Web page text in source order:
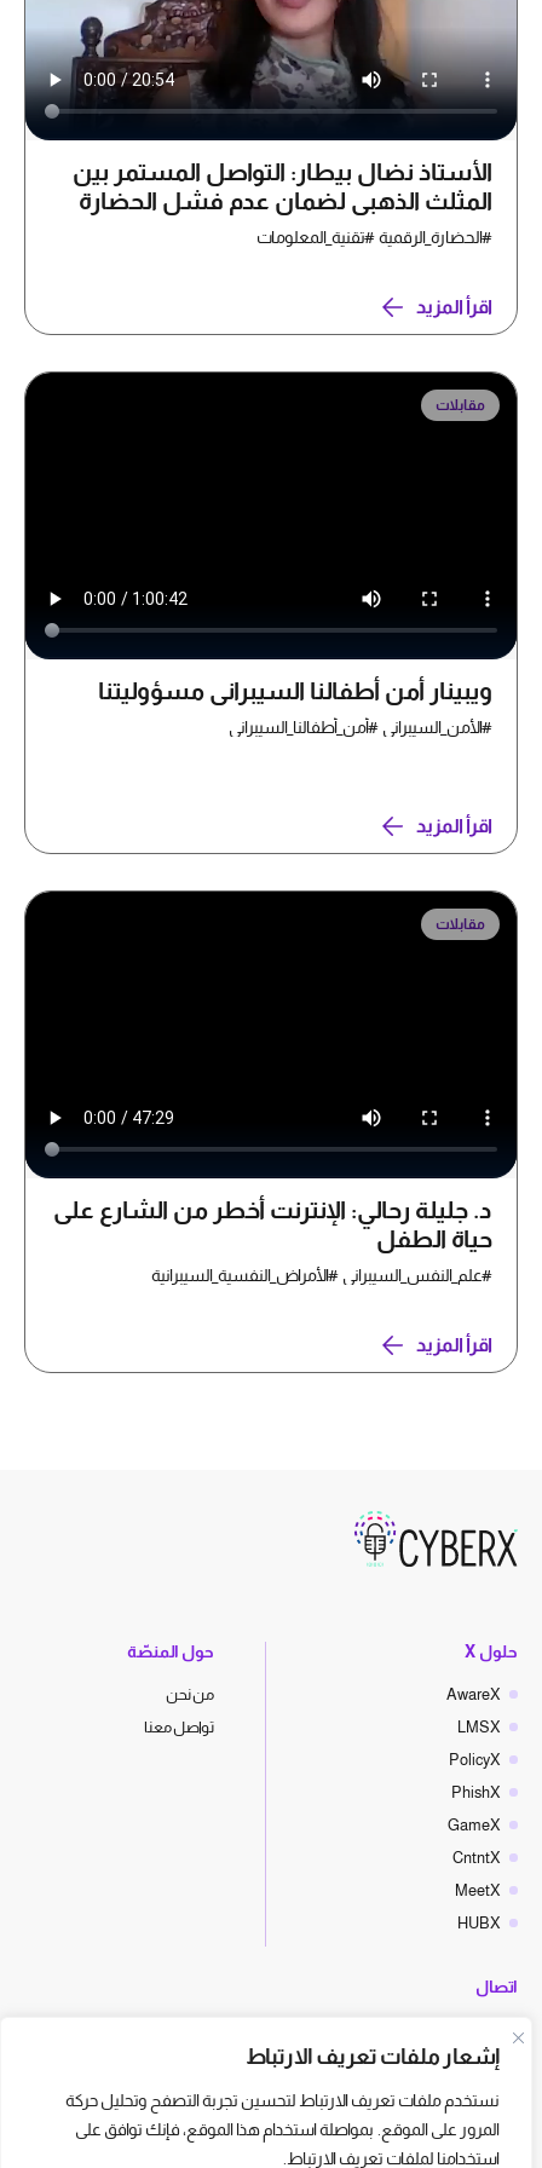
إشعار ملفات تعريف الارتباط
نستخدم ملفات تعريف الارتباط لتحسين تجربة التصفح وتحليل حركة
المرور على الموقع. بمواصلة استخدام هذا الموقع، فإنك توافق على
استخدامنا لملفات تعريف الارتباط.
الأستاذ نضال بيطار: التواصل المستمر بين
المثلث الذهبي لضمان عدم فشل الحضارة
الرقمية
#الحضارة_الرقمية #تقنية_المعلومات
اقرأ المزيد
مقابلات
ويبينار أمن أطفالنا السيبراني مسؤوليتنا
#الأمن_السيبراني #أمن_أطفالنا_السيبراني
اقرأ المزيد
مقابلات
د. جليلة رحالي: الإنترنت أخطر من الشارع على
حياة الطفل
#علم_النفس_السيبراني #الأمراض_النفسية_السيبرانية
اقرأ المزيد
حلول X
AwareX
LMSX
PolicyX
PhishX
GameX
CntntX
MeetX
HUBX
حول المنصّة
من نحن
تواصل معنا
اتصال
hello@cyberx.world